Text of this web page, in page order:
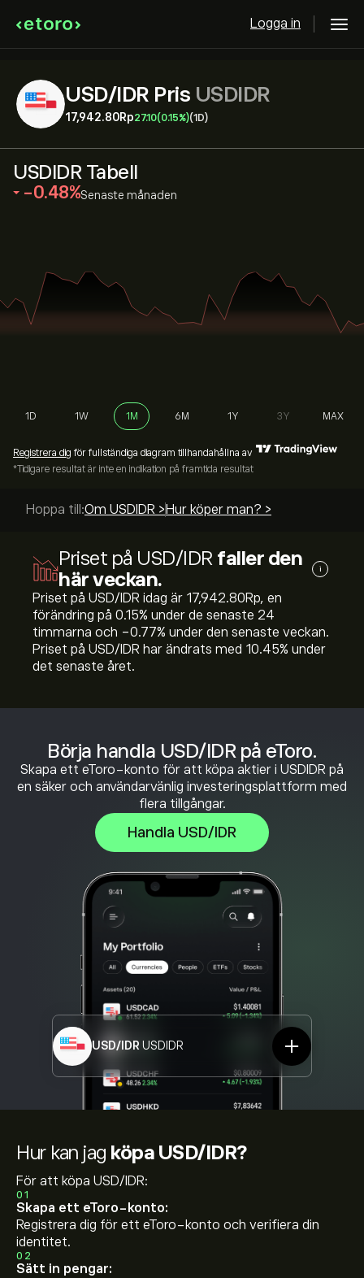
Logga in
USD/IDR Pris USDIDR
17,942.80‎Rp‎27.10(0.15%)(1D)
Börja handla USD/IDR på eToro.
Skapa ett eToro-konto för att köpa aktier i USDIDR på
en säker och användarvänlig investeringsplattform med
flera tillgångar.
Handla USD/IDR
USD/IDR USDIDR
USDIDR Tabell
‎-0.48‎ Senaste månaden
1D 1W 1M 6M 1Y 3Y MAX
Registrera dig för fullständiga diagram tillhandahållna av
*Tidigare resultat är inte en indikation på framtida resultat
Hoppa till:Om USDIDR > Hur köper man? >
Priset på USD/IDR faller den
här veckan.
i
Priset på USD/IDR idag är 17,942.80‎Rp‎, en
förändring på ‎0.15‎% under de senaste 24
timmarna och ‎-0.77‎% under den senaste veckan.
Priset på USD/IDR har ändrats med ‎10.45‎% under
det senaste året.
Hur kan jag köpa USD/IDR?
För att köpa USD/IDR:
01
Skapa ett eToro-konto:
Registrera dig för ett eToro-konto och verifiera din
identitet.
02
Sätt in pengar: